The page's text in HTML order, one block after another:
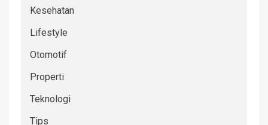
Kesehatan
Lifestyle
Otomotif
Properti
Teknologi
Tips